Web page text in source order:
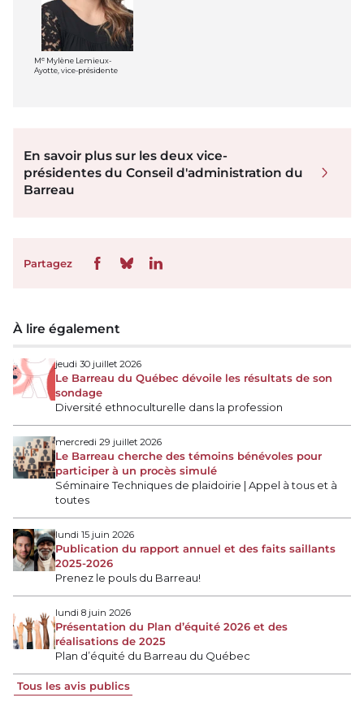
Me Mylène Lemieux-
Ayotte, vice-présidente
En savoir plus sur les deux vice-
présidentes du Conseil d'administration du
Barreau
Partagez
À lire également
jeudi 30 juillet 2026
Le Barreau du Québec dévoile les résultats de son
sondage
Diversité ethnoculturelle dans la profession
mercredi 29 juillet 2026
Le Barreau cherche des témoins bénévoles pour
participer à un procès simulé
Séminaire Techniques de plaidoirie | Appel à tous et à
toutes
lundi 15 juin 2026
Publication du rapport annuel et des faits saillants
2025-2026
Prenez le pouls du Barreau!
lundi 8 juin 2026
Présentation du Plan d’équité 2026 et des
réalisations de 2025
Plan d’équité du Barreau du Québec
Tous les avis publics